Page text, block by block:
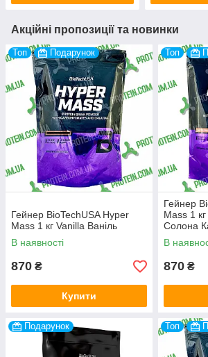
Акційні пропозиції та новинки
Топ Подарунок
Гейнер BioTechUSA Hyper
Mass 1 кг Vanilla Ваніль
В наявності
870 ₴
Купити
Топ
Гейнер
Mass 1
Солона
В
870 ₴
Подарунок Топ